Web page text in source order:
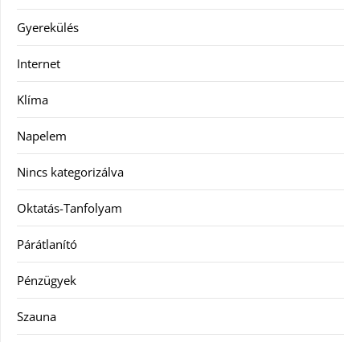
Gyerekülés
Internet
Klíma
Napelem
Nincs kategorizálva
Oktatás-Tanfolyam
Párátlanító
Pénzügyek
Szauna